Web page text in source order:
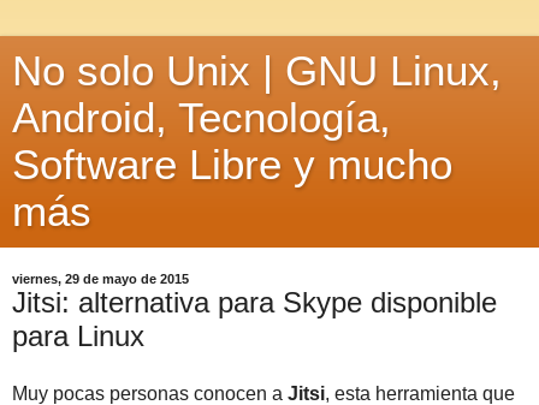
No solo Unix | GNU Linux,
Android, Tecnología,
Software Libre y mucho
más
viernes, 29 de mayo de 2015
Jitsi: alternativa para Skype disponible
para Linux
Muy pocas personas conocen a Jitsi, esta herramienta que